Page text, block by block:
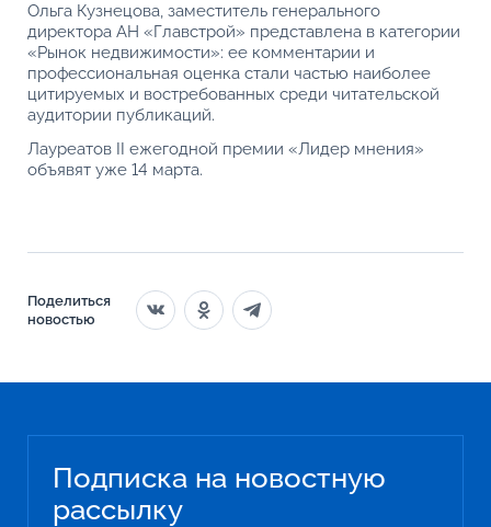
Ольга Кузнецова, заместитель генерального
директора АН «Главстрой» представлена в категории
«Рынок недвижимости»: ее комментарии и
профессиональная оценка стали частью наиболее
цитируемых и востребованных среди читательской
аудитории публикаций.
Лауреатов II ежегодной премии «Лидер мнения»
объявят уже 14 марта.
Поделиться
новостью
Подписка на новостную
рассылку